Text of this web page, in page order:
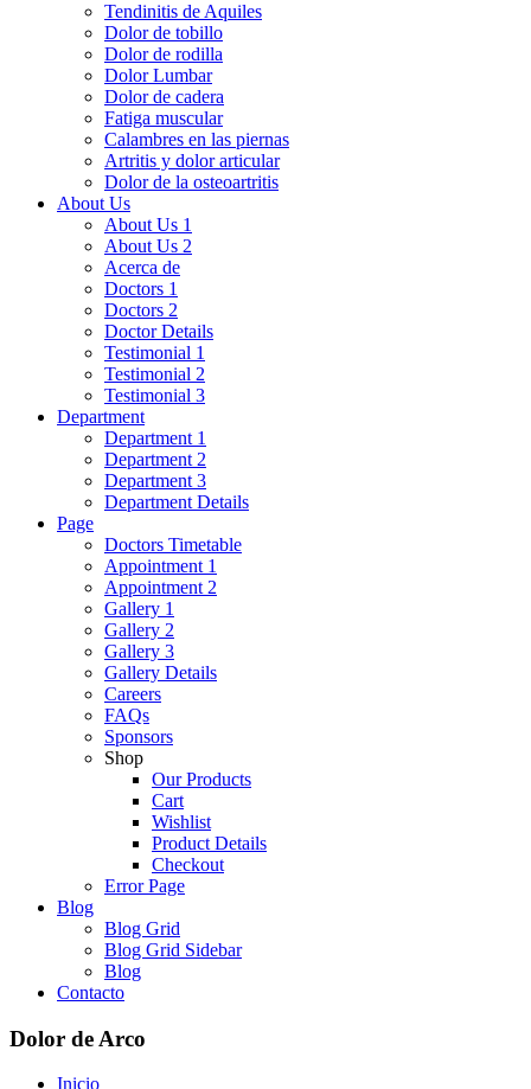
Tendinitis de Aquiles
Dolor de tobillo
Dolor de rodilla
Dolor Lumbar
Dolor de cadera
Fatiga muscular
Calambres en las piernas
Artritis y dolor articular
Dolor de la osteoartritis
About Us
About Us 1
About Us 2
Acerca de
Doctors 1
Doctors 2
Doctor Details
Testimonial 1
Testimonial 2
Testimonial 3
Department
Department 1
Department 2
Department 3
Department Details
Page
Doctors Timetable
Appointment 1
Appointment 2
Gallery 1
Gallery 2
Gallery 3
Gallery Details
Careers
FAQs
Sponsors
Shop
Our Products
Cart
Wishlist
Product Details
Checkout
Error Page
Blog
Blog Grid
Blog Grid Sidebar
Blog
Contacto
Dolor de Arco
Inicio